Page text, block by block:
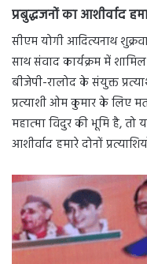
प्रबुद्धजनों का आशीर्वाद
सीएम योगी आदित्यनाथ
साथ संवाद कार्यक्रम में
बीजेपी-रालोद के संयुक्त
प्रत्याशी ओम कुमार के लिए
महात्मा विदुर की भूमि है, तो
आशीर्वाद हमारे दोनों